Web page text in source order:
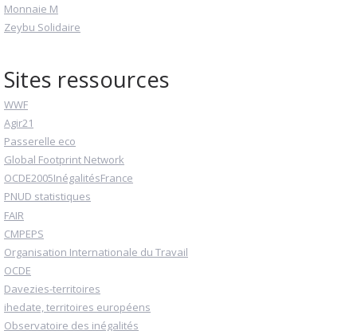
Monnaie M
Zeybu Solidaire
Sites ressources
WWF
Agir21
Passerelle eco
Global Footprint Network
OCDE2005InégalitésFrance
PNUD statistiques
FAIR
CMPEPS
Organisation Internationale du Travail
OCDE
Davezies-territoires
ihedate, territoires européens
Observatoire des inégalités